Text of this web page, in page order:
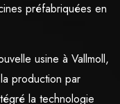
préfabriquées en
usine à Vallmoll,
production par
la technologie